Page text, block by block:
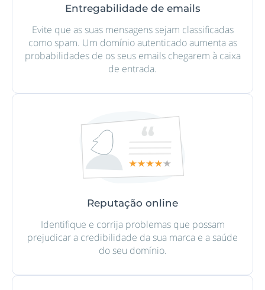
Entregabilidade de emails
Evite que as suas mensagens sejam classificadas
como spam. Um domínio autenticado aumenta as
probabilidades de os seus emails chegarem à caixa
de entrada.
Reputação online
Identifique e corrija problemas que possam
prejudicar a credibilidade da sua marca e a saúde
do seu domínio.